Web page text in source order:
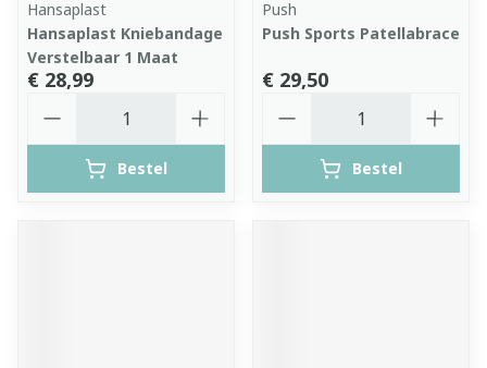
Hansaplast
Hansaplast Kniebandage
Verstelbaar 1 Maat
€ 28,99
Bestel
Push
Push Sports Patellabrace
€ 29,50
Bestel